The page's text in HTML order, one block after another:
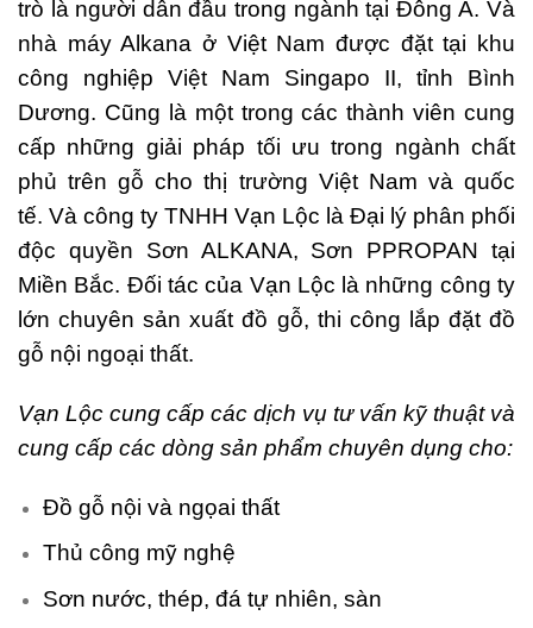
trò là người dẫn đầu trong ngành tại Đông Á. Và
nhà máy Alkana ở Việt Nam được đặt tại khu
công nghiệp Việt Nam Singapo II, tỉnh Bình
Dương. Cũng là một trong các thành viên cung
cấp những giải pháp tối ưu trong ngành chất
phủ trên gỗ cho thị trường Việt Nam và quốc
tế. Và công ty TNHH Vạn Lộc là Đại lý phân phối
độc quyền Sơn ALKANA, Sơn PPROPAN tại
Miền Bắc. Đối tác của Vạn Lộc là những công ty
lớn chuyên sản xuất đồ gỗ, thi công lắp đặt đồ
gỗ nội ngoại thất.
Vạn Lộc cung cấp các dịch vụ tư vấn kỹ thuật và
cung cấp các dòng sản phẩm chuyên dụng cho:
Đồ gỗ nội và ngọai thất
Thủ công mỹ nghệ
Sơn nước, thép, đá tự nhiên, sàn